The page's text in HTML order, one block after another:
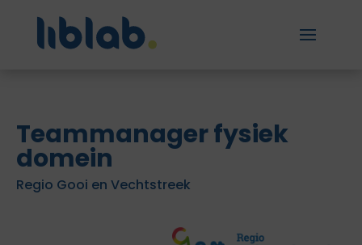
Teammanager fysiek
domein
Regio Gooi en Vechtstreek